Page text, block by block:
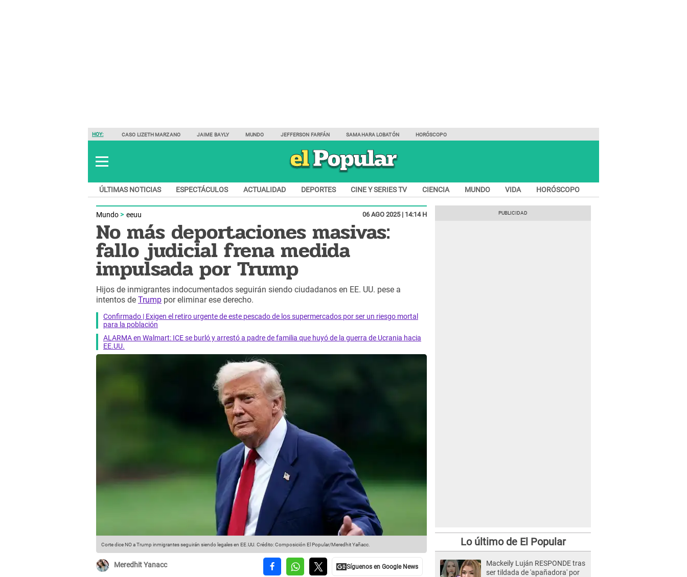
HOY: CASO LIZETH MARZANO JAIME BAYLY MUNDO JEFFERSON FARFÁN SAMAHARA LOBATÓN HORÓSCOPO
ÚLTIMAS NOTICIAS ESPECTÁCULOS ACTUALIDAD DEPORTES CINE Y SERIES TV CIENCIA MUNDO VIDA HORÓSCOPO
Mundo eeuu 06 AGO 2025 | 14:14 H
No más deportaciones masivas:
fallo judicial frena medida
impulsada por Trump
Hijos de inmigrantes indocumentados seguirán siendo ciudadanos en EE. UU. pese a
intentos de Trump por eliminar ese derecho.
Confirmado | Exigen el retiro urgente de este pescado de los supermercados por ser un riesgo mortal
para la población
ALARMA en Walmart: ICE se burló y arrestó a padre de familia que huyó de la guerra de Ucrania hacia
EE.UU.
Corte dice NO a Trump inmigrantes seguirán siendo legales en EE.UU. Crédito: Composición El Popular/Meredhit Yañacc.
Meredhit Yanacc
Lo último de El Popular
Mackeily Luján RESPONDE tras
ser tildada de 'apañadora' por